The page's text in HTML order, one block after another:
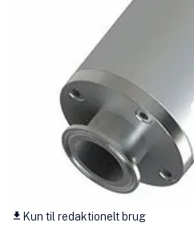
download Kun til redaktionelt brug